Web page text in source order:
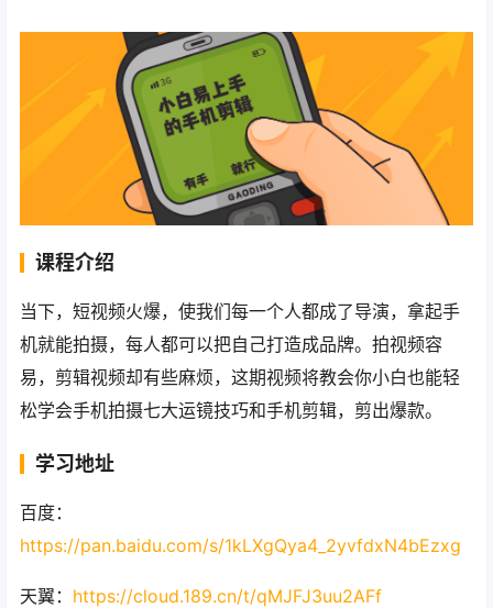
课程介绍
当下，短视频火爆，使我们每一个人都成了导演，拿起手
机就能拍摄，每人都可以把自己打造成品牌。拍视频容
易，剪辑视频却有些麻烦，这期视频将教会你小白也能轻
松学会手机拍摄七大运镜技巧和手机剪辑，剪出爆款。
学习地址
百度：
https://pan.baidu.com/s/1kLXgQya4_2yvfdxN4bEzxg
天翼： https://cloud.189.cn/t/qMJFJ3uu2AFf